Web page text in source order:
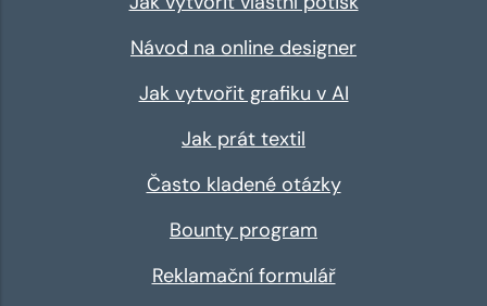
Návod na online designer
Jak vytvořit grafiku v AI
Jak prát textil
Často kladené otázky
Bounty program
Reklamační formulář